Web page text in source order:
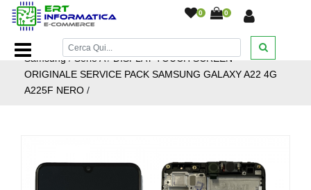
0 0
Home Page/Ricambi smartphone e tablet/Ricambi
Samsung/Serie A/DISPLAY TOUCH SCREEN
ORIGINALE SERVICE PACK SAMSUNG GALAXY A22 4G
A225F NERO /